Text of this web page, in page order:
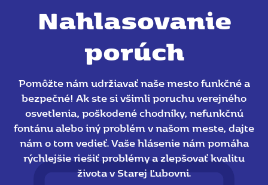
Nahlasovanie
porúch
Pomôžte nám udržiavať naše mesto funkčné a
bezpečné! Ak ste si všimli poruchu verejného
osvetlenia, poškodené chodníky, nefunkčnú
fontánu alebo iný problém v našom meste, dajte
nám o tom vedieť. Vaše hlásenie nám pomáha
rýchlejšie riešiť problémy a zlepšovať kvalitu
života v Starej Ľubovni.